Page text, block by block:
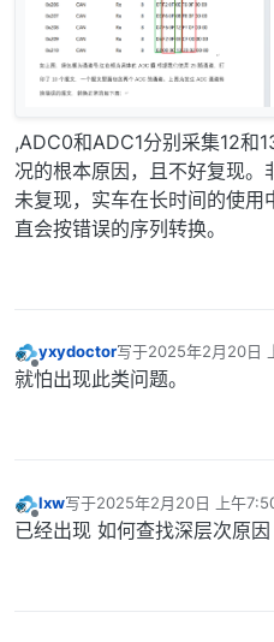
,ADC0和ADC1分别采集12和
况的根本原因，且不好复现
未复现，实车在长时间的使
直会按错误的序列转换。
离线
yxydoctor写于2025年2月20日
最后由 编辑
就怕出现此类问题。
离线
lxw写于2025年2月20日 上午
最后由 编辑
已经出现 如何查找深层次原因